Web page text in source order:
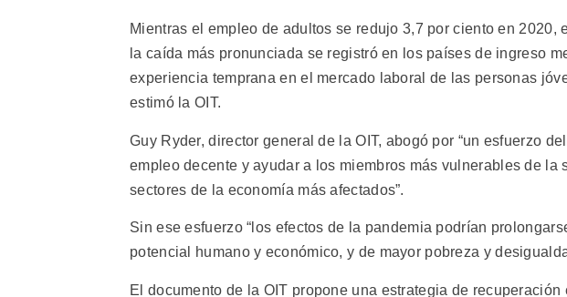
Mientras el empleo de adultos se redujo 3,7 por ciento en 2020,
la caída más pronunciada se registró en los países de ingreso
experiencia temprana en el mercado laboral de las personas
estimó la OIT.
Guy Ryder, director general de la OIT, abogó por “un esfuerzo
empleo decente y ayudar a los miembros más vulnerables de la
sectores de la economía más afectados”.
Sin ese esfuerzo “los efectos de la pandemia podrían
potencial humano y económico, y de mayor pobreza y
El documento de la OIT propone una estrategia de